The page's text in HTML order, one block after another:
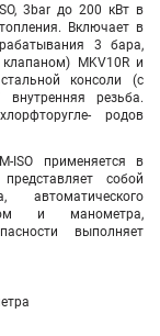
3bar до 200 кВт в
Включает в
3 бара,
MKV10R и
консоли (с
резьба.
родов
ISO применяется в
собой
автоматического
и манометра,
выполняет